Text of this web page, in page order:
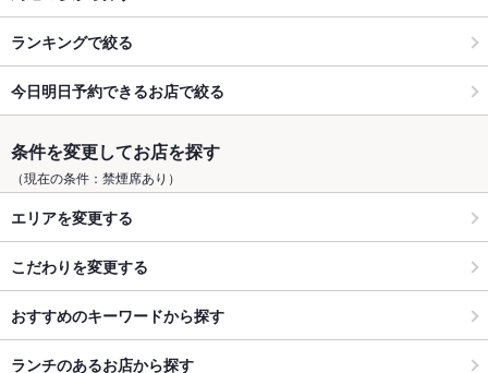
ランキングで絞る
今日明日予約できるお店で絞る
条件を変更してお店を探す
（現在の条件：禁煙席あり）
エリアを変更する
こだわりを変更する
おすすめのキーワードから探す
ランチのあるお店から探す